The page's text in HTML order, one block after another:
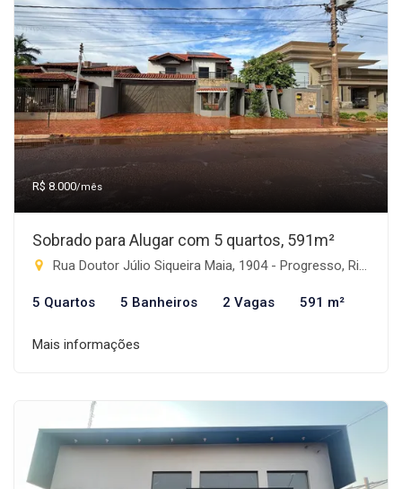
R$ 8.000/mês
Sobrado para Alugar com 5 quartos, 591m²
Rua Doutor Júlio Siqueira Maia, 1904 - Progresso, Rio Brilhante-MS
5 Quartos 5 Banheiros 2 Vagas 591 m²
Mais informações